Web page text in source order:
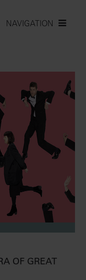
NAVIGATION
OF GREAT